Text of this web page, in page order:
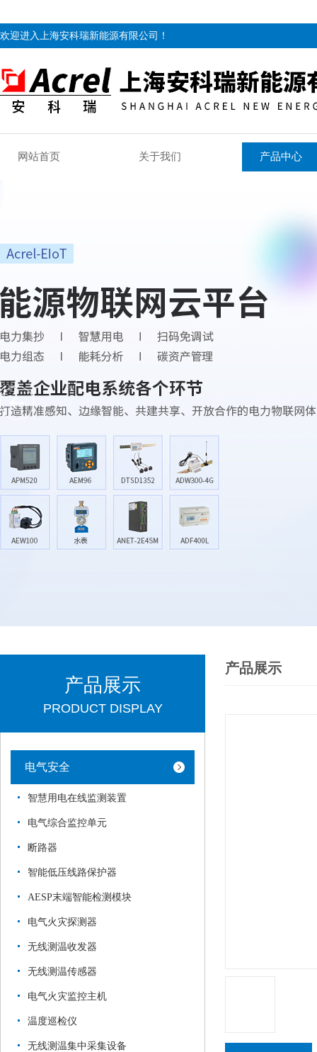
欢迎进入上海安科瑞新能源有限公司！
网站首页 关于我们 产品中心
产品展示
PRODUCT DISPLAY
电气安全
智慧用电在线监测装置
电气综合监控单元
断路器
智能低压线路保护器
AESP末端智能检测模块
电气火灾探测器
无线测温收发器
无线测温传感器
电气火灾监控主机
温度巡检仪
无线测温集中采集设备
产品展示